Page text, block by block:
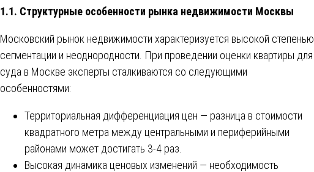
1.1. Структурные особенности рынка недвижимости Москвы
Московский рынок недвижимости характеризуется высокой степенью
сегментации и неоднородности. При проведении оценки квартиры для
суда в Москве эксперты сталкиваются со следующими
особенностями:
Территориальная дифференциация цен — разница в стоимости
квадратного метра между центральными и периферийными
районами может достигать 3-4 раз.
Высокая динамика ценовых изменений — необходимость